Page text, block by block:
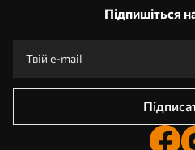
Виготовлення за індивідуальними
Промокоди зі знижками до замовлення!
Підпишіться